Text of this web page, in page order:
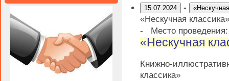
15.07.2024 -
«Нескучная классика»
-
Место
«Нескучная
Книжно-
классика»